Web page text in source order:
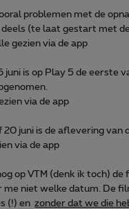
problemen met de
(te laat gestart met
gezien via de app
juni is op Play 5 de eerste
via de app
20 juni is de aflevering van
via de app
op VTM (denk ik toch)
me niet welke datum. De
(!) en zonder dat we die